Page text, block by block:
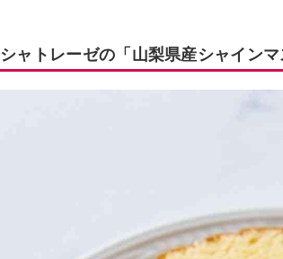
ャトレーゼの「山梨県産シャインマ